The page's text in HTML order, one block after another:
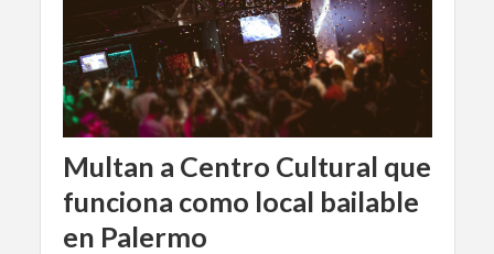
Multan a Centro Cultural que
funciona como local bailable
en Palermo